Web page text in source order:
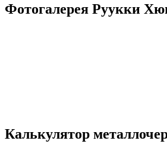
Фотогалерея Руукки
Калькулятор